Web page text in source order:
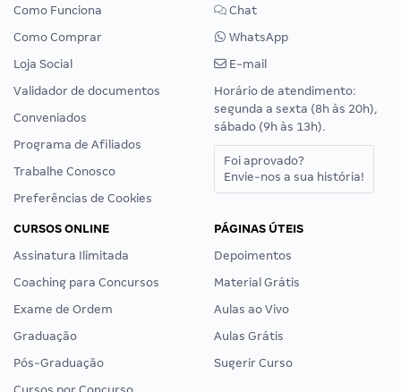
Como Funciona
Como Comprar
Loja Social
Validador de documentos
Conveniados
Programa de Afiliados
Trabalhe Conosco
Preferências de Cookies
Chat
WhatsApp
E-mail
Horário de atendimento:
segunda a sexta (8h às 20h),
sábado (9h às 13h).
Foi aprovado?
Envie-nos a sua história!
CURSOS ONLINE
Assinatura Ilimitada
Coaching para Concursos
Exame de Ordem
Graduação
Pós-Graduação
PÁGINAS ÚTEIS
Depoimentos
Material Grátis
Aulas ao Vivo
Aulas Grátis
Sugerir Curso